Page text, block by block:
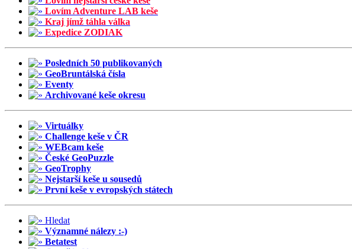
Lovím Adventure LAB keše
Kraj jímž táhla válka
Expedice ZODIAK
Posledních 50 publikovaných
GeoBruntálská čísla
Eventy
Archivované keše okresu
Virtuálky
Challenge keše v ČR
WEBcam keše
České GeoPuzzle
GeoTrophy
Nejstarší keše u sousedů
První keše v evropských státech
Hledat
Významné nálezy :-)
Betatest